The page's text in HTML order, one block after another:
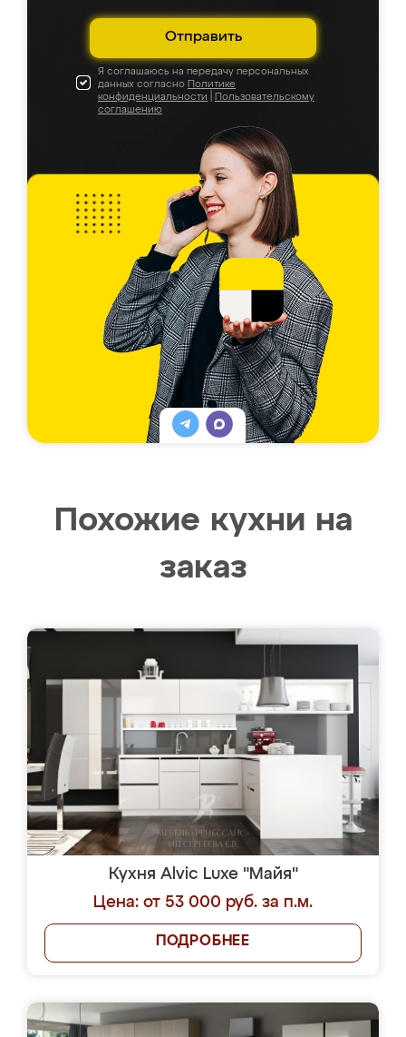
Отправить
Я соглашаюсь на передачу персональных
данных согласно Политике
конфиденциальности
Пользовательскому
соглашению
Похожие кухни на
заказ
Кухня Alvic Luxe "Майя"
Цена: от 53 000 руб. за п.м.
ПОДРОБНЕЕ